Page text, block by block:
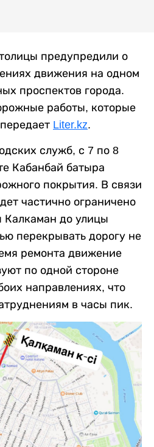
предупредили о
движения на одном
проспектов города.
работы, которые
Liter.kz.
служб, с 7 по 8
Кабанбай батыра
покрытия. В связи
частично ограничено
Калкаман до улицы
перекрывать дорогу не
ремонта движение
по одной стороне
направлениях, что
в часы пик.